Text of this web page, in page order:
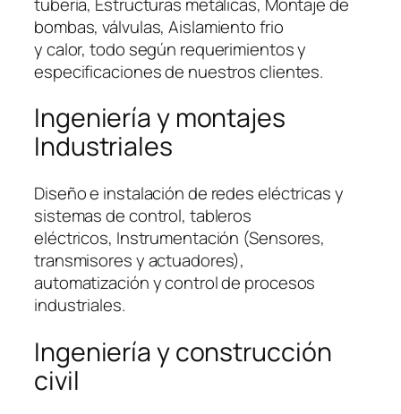
bombas, válvulas, Aislamiento frio
y calor, todo según requerimientos y
especificaciones de nuestros clientes.
Ingeniería y montajes
Industriales
Diseño e instalación de redes eléctricas y
sistemas de control, tableros
eléctricos, Instrumentación (Sensores,
transmisores y actuadores),
automatización y control de procesos
industriales.
Ingeniería y construcción
civil